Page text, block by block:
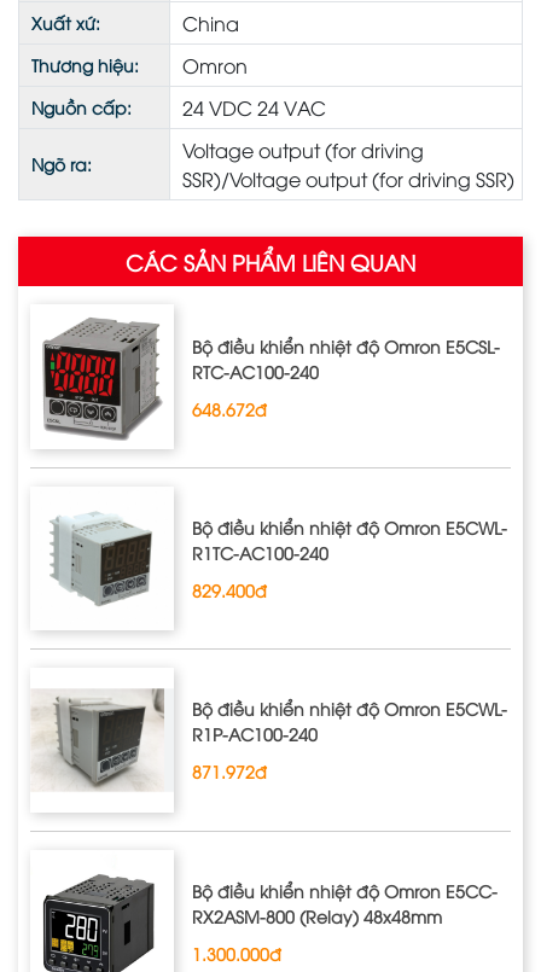
Xuất xứ: China
Thương hiệu: Omron
Nguồn cấp: 24 VDC 24 VAC
Ngõ ra:
Voltage output (for driving
SSR)/Voltage output (for driving SSR)
CÁC SẢN PHẨM LIÊN QUAN
Bộ điều khiển nhiệt độ Omron E5CSL‐
RTC‐AC100‐240
648.672đ
Bộ điều khiển nhiệt độ Omron E5CWL‐
R1TC‐AC100‐240
829.400đ
Bộ điều khiển nhiệt độ Omron E5CWL‐
R1P‐AC100‐240
871.972đ
Bộ điều khiển nhiệt độ Omron E5CC-
RX2ASM-800 (Relay) 48x48mm
1.300.000đ